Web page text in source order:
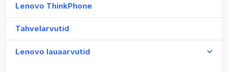
Lenovo ThinkPhone
Tahvelarvutid
Lenovo lauaarvutid